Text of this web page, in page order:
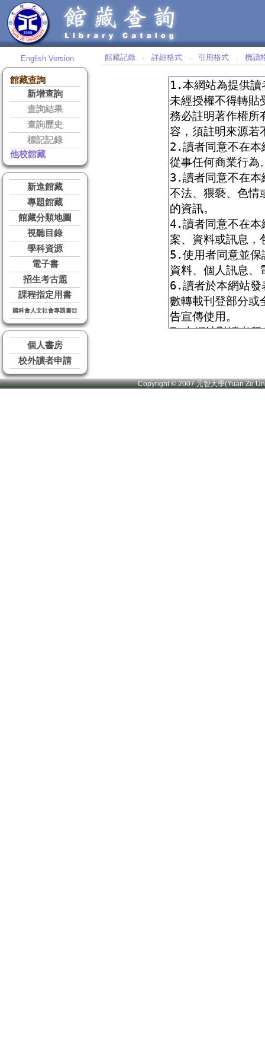
English Version
館藏查詢
新增查詢
查詢結果
查詢歷史
標記記錄
他校館藏
新進館藏
專題館藏
館藏分類地圖
視聽目錄
學科資源
電子書
招生考古題
課程指定用書
國科會人文社會專題書目
個人書房
校外讀者申請
館藏記錄 ‧ 詳細格式 ‧ 引用格式 ‧ 機讀
Copyright © 2007 元智大學(Yuan Ze